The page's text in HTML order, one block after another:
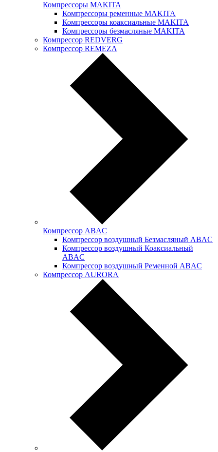
Компрессоры MAKITA
Компрессоры ременные MAKITA
Компрессоры коаксиальные MAKITA
Компрессоры безмасляные MAKITA
Компрессор REDVERG
Компрессор REMEZA
Компрессор ABAC
Компрессор воздушный Безмасляный ABAC
Компрессор воздушный Коаксиальный
ABAC
Компрессор воздушный Ременной ABAC
Компрессор AURORA